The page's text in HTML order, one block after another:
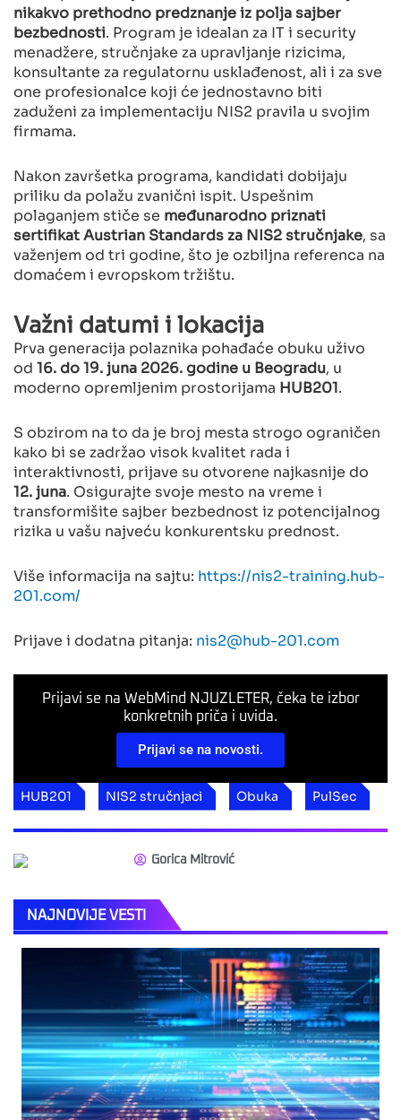
nikakvo prethodno predznanje iz polja sajber
bezbednosti. Program je idealan za IT i security
menadžere, stručnjake za upravljanje rizicima,
konsultante za regulatornu usklađenost, ali i za sve
one profesionalce koji će jednostavno biti
zaduženi za implementaciju NIS2 pravila u svojim
firmama.
Nakon završetka programa, kandidati dobijaju
priliku da polažu zvanični ispit. Uspešnim
polaganjem stiče se međunarodno priznati
sertifikat Austrian Standards za NIS2 stručnjake, sa
važenjem od tri godine, što je ozbiljna referenca na
domaćem i evropskom tržištu.
Važni datumi i lokacija
Prva generacija polaznika pohađaće obuku uživo
od 16. do 19. juna 2026. godine u Beogradu, u
moderno opremljenim prostorijama HUB201.
S obzirom na to da je broj mesta strogo ograničen
kako bi se zadržao visok kvalitet rada i
interaktivnosti, prijave su otvorene najkasnije do
12. juna. Osigurajte svoje mesto na vreme i
transformišite sajber bezbednost iz potencijalnog
rizika u vašu najveću konkurentsku prednost.
Više informacija na sajtu: https://nis2-training.hub-
201.com/
Prijave i dodatna pitanja: nis2@hub-201.com
Prijavi se na WebMind NJUZLETER, čeka te izbor
konkretnih priča i uvida.
Prijavi se na novosti.
HUB201 NIS2 stručnjaci Obuka PulSec
Gorica Mitrović
NAJNOVIJE VESTI